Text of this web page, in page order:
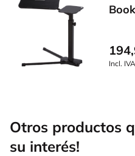
Incl. IVA
Otros productos
su interés!